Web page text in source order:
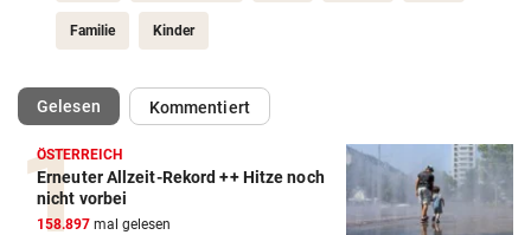
Familie Kinder
Gelesen(ausgewählt)Kommentiert
ÖSTERREICH
Erneuter Allzeit-Rekord ++ Hitze noch
nicht vorbei
158.897 mal gelesen